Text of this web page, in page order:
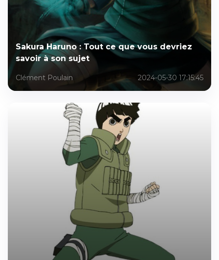
Sakura Haruno : Tout ce que vous devriez
savoir à son sujet
Clément Poulain 2024-05-30 17:15:45